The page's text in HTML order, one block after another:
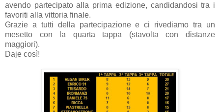
avendo partecipato alla prima edizione, candidandosi tra i
favoriti alla vittoria finale.
Grazie a tutti della partecipazione e ci rivediamo tra un
mesetto con la quarta tappa (stavolta con distanze
maggiori).
Daje così!